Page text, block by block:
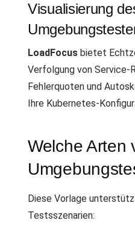
Visualisierung
LoadFocus bietet
Verfolgung von Service-
Fehlerquoten und
Ihre Kubernetes-
Welche Arten
Diese Vorlage
Testsszenarien: